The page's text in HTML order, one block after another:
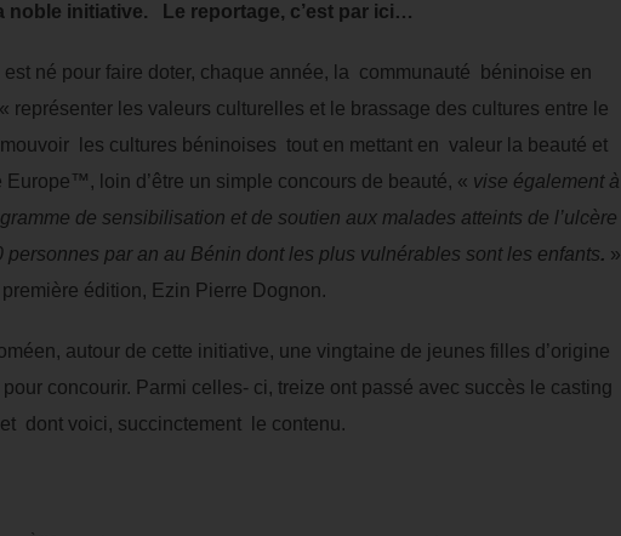
noble initiative. Le reportage, c’est par ici…
né pour faire doter, chaque année, la communauté béninoise en
représenter les valeurs culturelles et le brassage des cultures entre le
les cultures béninoises tout en mettant en valeur la beauté et
loin d’être un simple concours de beauté, « vise également à
de sensibilisation et de soutien aux malades atteints de l’ulcère
personnes par an au Bénin dont les plus vulnérables sont les enfants. »
édition, Ezin Pierre Dognon.
autour de cette initiative, une vingtaine de jeunes filles d’origine
concourir. Parmi celles- ci, treize ont passé avec succès le casting
dont voici, succinctement le contenu.